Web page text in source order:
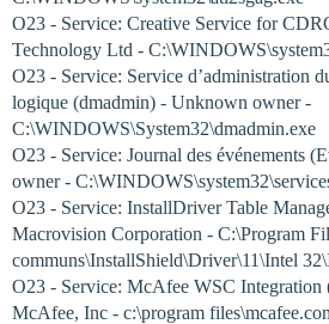
O23 - Service: Creative Service for
Technology Ltd -
O23 - Service: Service d’administration
logique (dmadmin) - Unknown owner -
C:\WINDOWS\System32\dmadmin.exe
O23 - Service: Journal des événements
owner -
O23 - Service: InstallDriver Table
Macrovision Corporation - C:\Program
communs\InstallShield\Driver\11\Intel
O23 - Service: McAfee WSC Integration
McAfee, Inc - c:\program